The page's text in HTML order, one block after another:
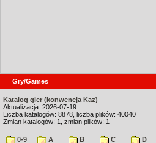
Gry/Games
Katalog gier (konwencja Kaz)
Aktualizacja: 2026-07-19
Liczba katalogów: 8878, liczba plików: 40040
Zmian katalogów: 1, zmian plików: 1
0-9 A B C
D